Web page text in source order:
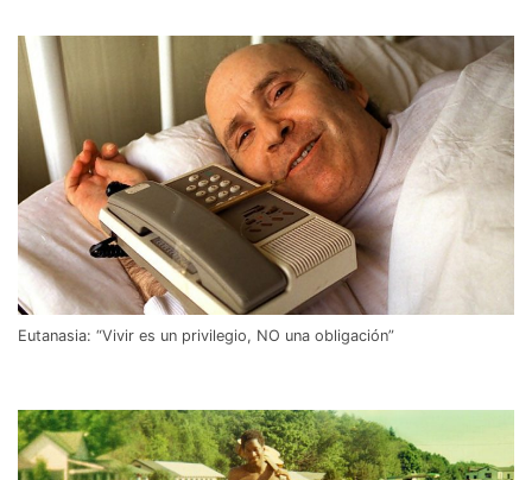
Eutanasia: “Vivir es un privilegio, NO una obligación”